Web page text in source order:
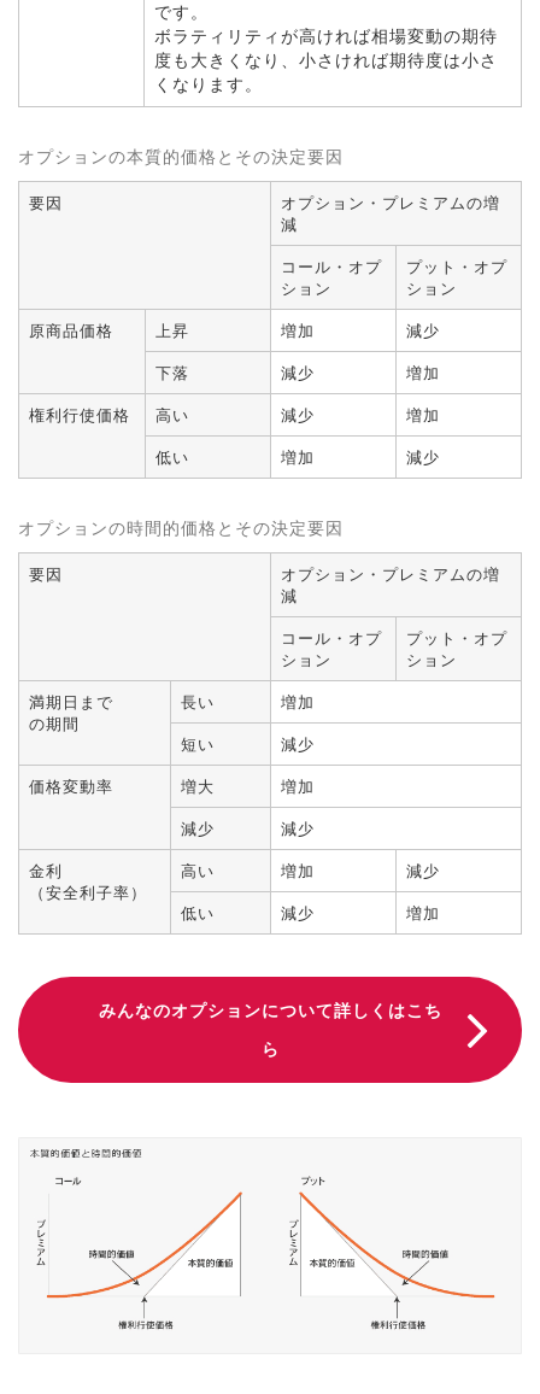
です。
ボラティリティが高ければ相場変動の期待
度も大きくなり、小さければ期待度は小さ
くなります。
オプションの本質的価格とその決定要因
要因
オプション・プレミアムの増
減
コール・オプ
ション
プット・オプ
ション
原商品価格 上昇 増加 減少
下落 減少 増加
権利行使価格 高い 減少 増加
低い 増加 減少
オプションの時間的価格とその決定要因
要因
オプション・プレミアムの増
減
コール・オプ
ション
プット・オプ
ション
満期日まで
の期間
長い 増加
短い 減少
価格変動率 増大 増加
減少 減少
金利
（安全利子率）
高い 増加 減少
低い 減少 増加
みんなのオプションについて詳しくはこち
ら